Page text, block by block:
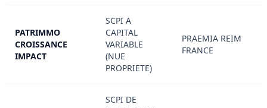
PATRIMMO
CROISSANCE
IMPACT
SCPI A
CAPITAL
VARIABLE
(NUE
PROPRIETE)
PRAEMIA REIM
FRANCE
SCPI DE